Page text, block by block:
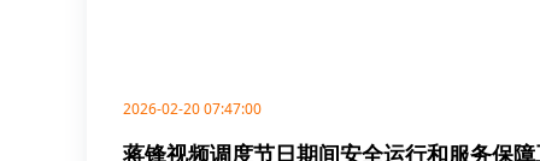
2026-02-20 07:47:00
蒋锋视频调度节日期间安全运行和服务保